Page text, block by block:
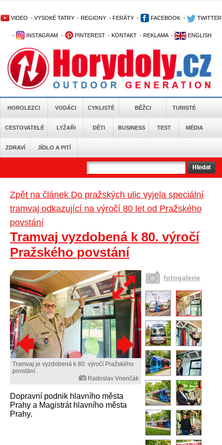
VIDEO - VYSOKÉ TATRY - REGIONY - FERÁTY - FACEBOOK - TWITTER
- INSTAGRAM - PINTEREST - KONTAKT - REKLAMA - ENGLISH
HOROLEZCI VODÁCI CYKLISTÉ BĚŽCI TURISTÉ
CESTOVATELÉ LYŽAŘI DĚTI BUSINESS TEST MÉDIA
ZDRAVÍ JÍDLO A PITÍ
Zpět na článek Do pražských ulic vyjela speciální
tramvaj odkazující na výročí 80 let od Pražského
povstání
Tramvaj vyzdobená k 80. výročí
Pražského povstání
Tramvaj je vyzdobená k 80. výročí Pražského
povstání.
Radoslav Vnenčák
Dopravní podnik hlavního města
Prahy a Magistrát hlavního města
Prahy.
fotogalerie